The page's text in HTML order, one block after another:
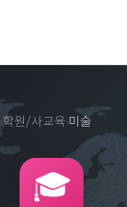
›학원/사교육›미술
🎓